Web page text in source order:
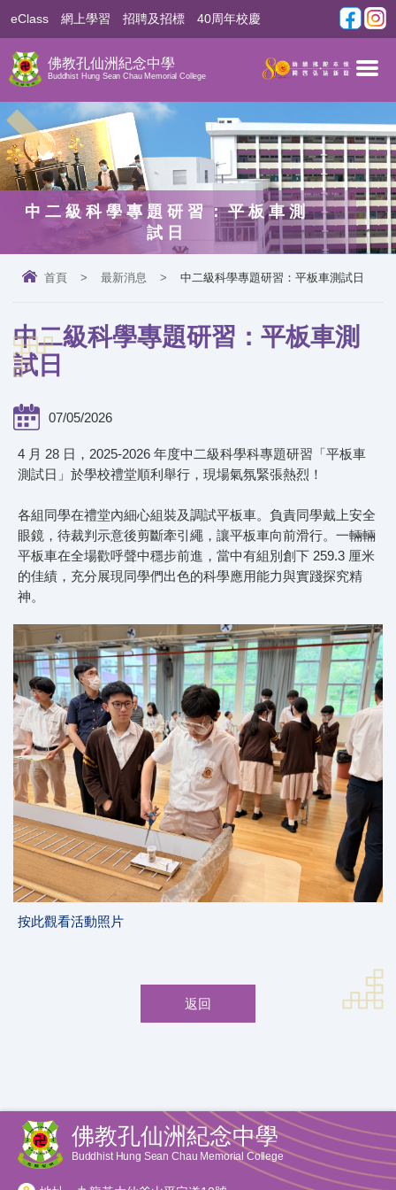
佛教孔仙洲紀念中學
Buddhist Hung Sean Chau Memorial College
eClass 網上學習 招聘及招標 40周年校慶
中二級科學專題研習：平板車測
試日
首頁 > 最新消息 > 中二級科學專題研習：平板車測試日
中二級科學專題研習：平板車測
試日
07/05/2026
4 月 28 日，2025-2026 年度中二級科學科專題研習「平板車
測試日」於學校禮堂順利舉行，現場氣氛緊張熱烈！
各組同學在禮堂內細心組裝及調試平板車。負責同學戴上安全
眼鏡，待裁判示意後剪斷牽引繩，讓平板車向前滑行。一輛輛
平板車在全場歡呼聲中穩步前進，當中有組別創下 259.3 厘米
的佳績，充分展現同學們出色的科學應用能力與實踐探究精
神。
按此觀看活動照片
返回
佛教孔仙洲紀念中學
Buddhist Hung Sean Chau Memorial College